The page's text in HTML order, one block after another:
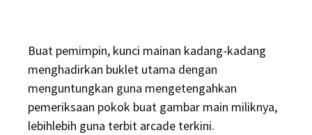
Buat pemimpin, kunci mainan kadang-kadang
menghadirkan buklet utama dengan
menguntungkan guna mengetengahkan
pemeriksaan pokok buat gambar main miliknya,
lebihlebih guna terbit arcade terkini.